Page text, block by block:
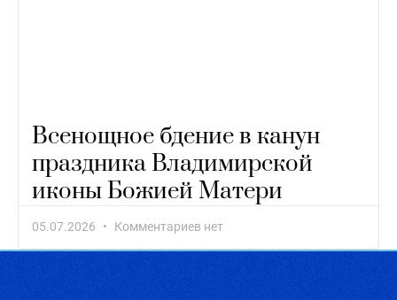
Всенощное бдение в канун
праздника Владимирской
иконы Божией Матери
05.07.2026 Комментариев нет